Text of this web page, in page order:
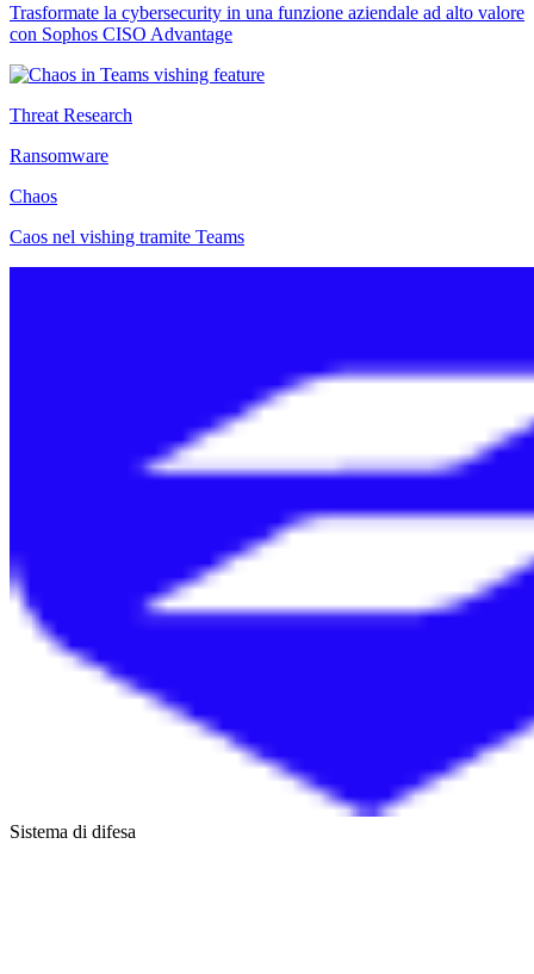
Trasformate la cybersecurity in una funzione aziendale ad alto valore
con Sophos CISO Advantage
Threat Research
Ransomware
Chaos
Caos nel vishing tramite Teams
Sistema di difesa